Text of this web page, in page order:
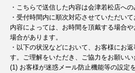
・こちらで送信した内容は会津若松店への
・受付時間内に順次対応させていただい
内容によっては、お時間を頂戴する場合
場合があります。
・以下の状況などにおいて、お客様にお
す。ご理解をいただき、ご協力をお願いい
(1) お客様が迷惑メール防止機能等の設定